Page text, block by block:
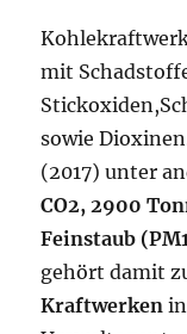
mit
sowie
(2017) unter
CO2, 2900
Feinstaub
gehört damit
Kraftwerken